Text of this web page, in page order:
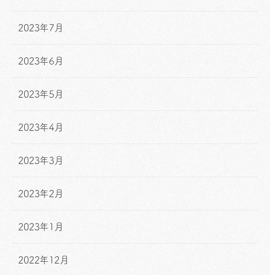
2023年7月
2023年6月
2023年5月
2023年4月
2023年3月
2023年2月
2023年1月
2022年12月